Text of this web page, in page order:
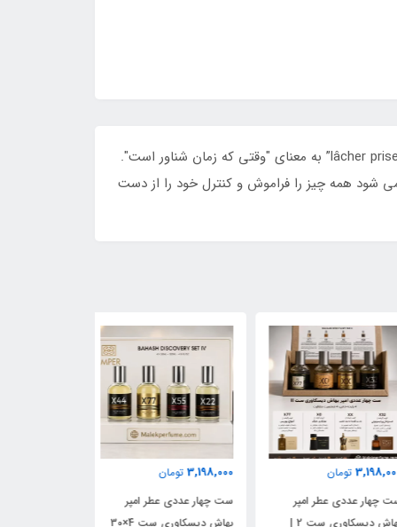
عطر La Nuit Trésor À La Folie برای زنان، تجسم لحظه یگانه ای است که عشق به اوج واقعی خود می رسد. لحظه بی نظیر “lâcher prise” به معنای "وقتی که زمان شناور است".
شود همه چیز را فراموش و کنترل خود را از دست
تومان
چهار عددی عطر امپر
بهاش دیسکاوری ست 2 |
3,198,000 تومان
ست چهار عددی عطر امپر
بهاش دیسکاوری ست 4×30